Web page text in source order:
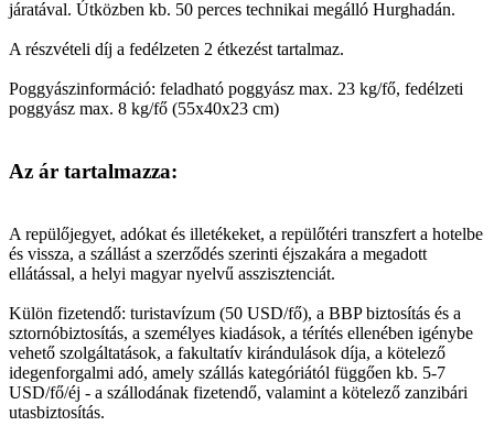
járatával. Útközben kb. 50 perces technikai megálló Hurghadán.
A részvételi díj a fedélzeten 2 étkezést tartalmaz.
Poggyászinformáció: feladható poggyász max. 23 kg/fő, fedélzeti
poggyász max. 8 kg/fő (55x40x23 cm)
Az ár tartalmazza:
A repülőjegyet, adókat és illetékeket, a repülőtéri transzfert a hotelbe
és vissza, a szállást a szerződés szerinti éjszakára a megadott
ellátással, a helyi magyar nyelvű asszisztenciát.
Külön fizetendő: turistavízum (50 USD/fő), a BBP biztosítás és a
sztornóbiztosítás, a személyes kiadások, a térítés ellenében igénybe
vehető szolgáltatások, a fakultatív kirándulások díja, a kötelező
idegenforgalmi adó, amely szállás kategóriától függően kb. 5-7
USD/fő/éj - a szállodának fizetendő, valamint a kötelező zanzibári
utasbiztosítás.